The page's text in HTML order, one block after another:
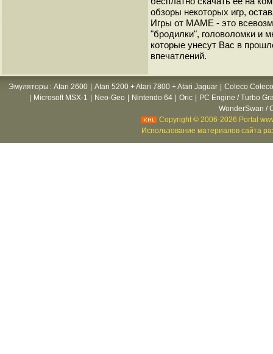
обзоры некоторых игр,
Игры от МАМЕ - это
"бродилки", головоломки и
которые унесут Вас в
впечатлений.
Эмуляторы : Atari 2600 Atari 5200 + Atari 7800 + Atari Jaguar
Coleco
Microsoft MSX-1 Neo-Geo Nintendo 64 Oric
PC Engine / Turbo
WonderSwan /
Copyright © 2006-2026 Portal
Использование материалов сайта